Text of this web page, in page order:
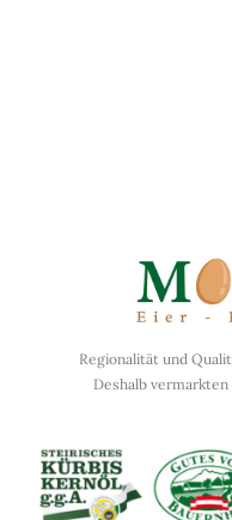
Regionalität und
Deshalb